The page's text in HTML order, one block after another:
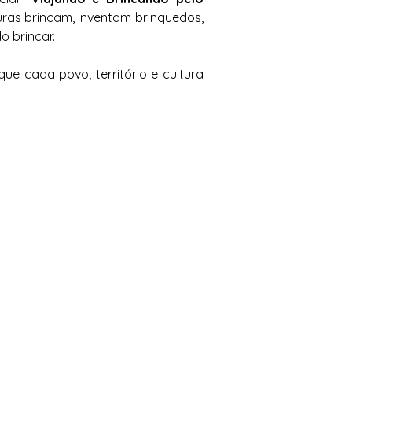
brincam, inventam brinquedos,
brincar.
cada povo, território e cultura